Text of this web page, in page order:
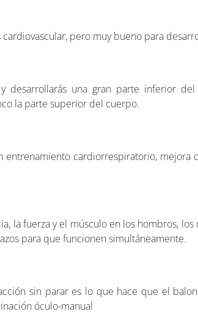
pero muy bueno para
desarrollarás una gran parte inferior
la parte superior del cuerpo.
entrenamiento cardiorrespiratorio,
la fuerza y ​​el músculo en los hombros,
para que funcionen simultáneamente.
sin parar es lo que hace que el
óculo-manual